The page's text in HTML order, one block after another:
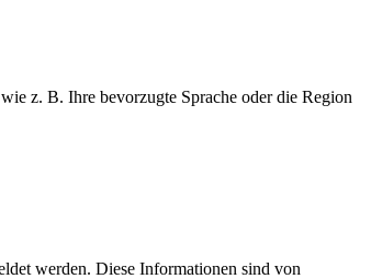
z. B. Ihre bevorzugte Sprache oder die Region
werden. Diese Informationen sind von